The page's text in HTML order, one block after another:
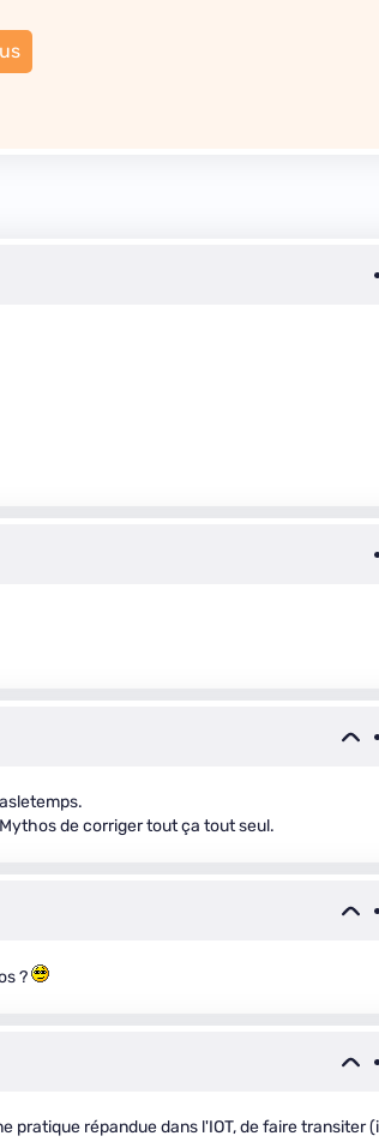
de corriger tout ça tout seul.
?
pratique répandue dans l'IOT, de faire transiter